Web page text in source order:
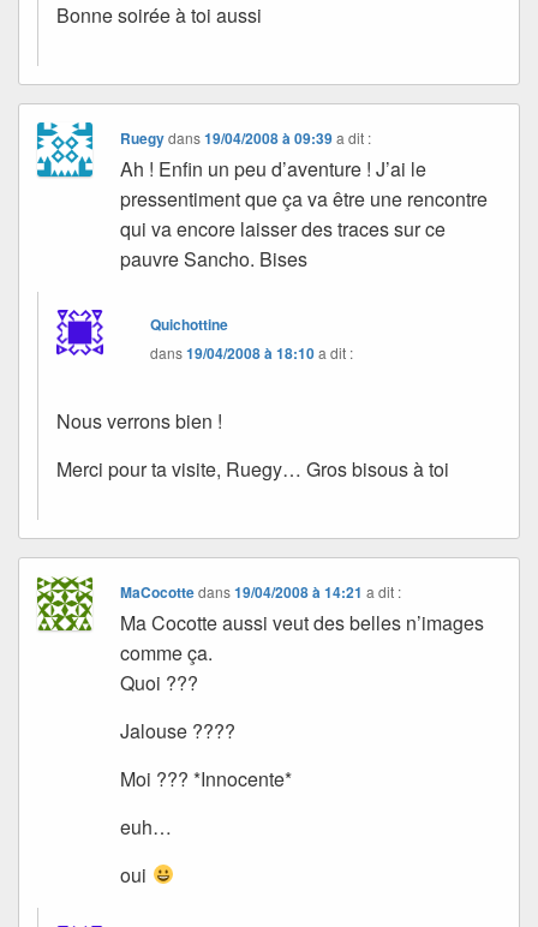
Bonne soirée à toi aussi
Ruegydans19/04/2008 à 09:39 a dit :
Ah ! Enfin un peu d’aventure ! J’ai le
pressentiment que ça va être une rencontre
qui va encore laisser des traces sur ce
pauvre Sancho. Bises
Quichottine
dans19/04/2008 à 18:10a dit :
Nous verrons bien !
Merci pour ta visite, Ruegy… Gros bisous à toi
MaCocottedans19/04/2008 à 14:21 a dit :
Ma Cocotte aussi veut des belles n’images
comme ça.
Quoi ???
Jalouse ????
Moi ??? *Innocente*
euh…
oui